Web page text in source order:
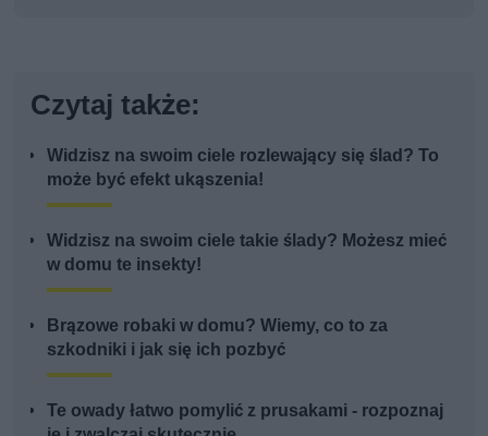
Czytaj także:
Widzisz na swoim ciele rozlewający się ślad? To
może być efekt ukąszenia!
Widzisz na swoim ciele takie ślady? Możesz mieć
w domu te insekty!
Brązowe robaki w domu? Wiemy, co to za
szkodniki i jak się ich pozbyć
Te owady łatwo pomylić z prusakami - rozpoznaj